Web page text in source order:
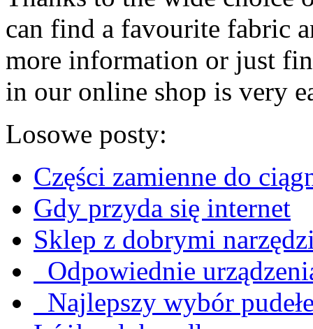
can find a favourite fabric
more information or just
in our online shop is very
Losowe posty:
Części zamienne do
Gdy przyda się internet
Sklep z dobrymi
Odpowiednie
Najlepszy wybór